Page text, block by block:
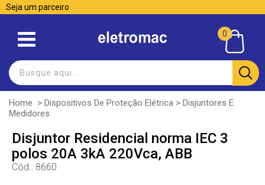
Seja um parceiro
0
Home > Dispositivos De Proteção Elétrica > Disjuntores E
Medidores
Disjuntor Residencial norma IEC 3
polos 20A 3kA 220Vca, ABB
Cód.: 8660